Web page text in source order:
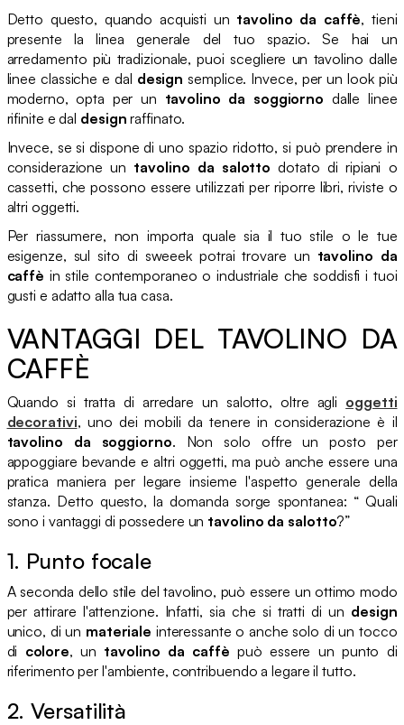
Detto questo, quando acquisti un tavolino da caffè, tieni
presente la linea generale del tuo spazio. Se hai un
arredamento più tradizionale, puoi scegliere un tavolino dalle
linee classiche e dal design semplice. Invece, per un look più
moderno, opta per un tavolino da soggiorno dalle linee
rifinite e dal design raffinato.
Invece, se si dispone di uno spazio ridotto, si può prendere in
considerazione un tavolino da salotto dotato di ripiani o
cassetti, che possono essere utilizzati per riporre libri, riviste o
altri oggetti.
Per riassumere, non importa quale sia il tuo stile o le tue
esigenze, sul sito di sweeek potrai trovare un tavolino da
caffè in stile contemporaneo o industriale che soddisfi i tuoi
gusti e adatto alla tua casa.
VANTAGGI DEL TAVOLINO DA
CAFFÈ
Quando si tratta di arredare un salotto, oltre agli oggetti
decorativi, uno dei mobili da tenere in considerazione è il
tavolino da soggiorno. Non solo offre un posto per
appoggiare bevande e altri oggetti, ma può anche essere una
pratica maniera per legare insieme l'aspetto generale della
stanza. Detto questo, la domanda sorge spontanea: “ Quali
sono i vantaggi di possedere un tavolino da salotto?”
1. Punto focale
A seconda dello stile del tavolino, può essere un ottimo modo
per attirare l'attenzione. Infatti, sia che si tratti di un design
unico, di un materiale interessante o anche solo di un tocco
di colore, un tavolino da caffè può essere un punto di
riferimento per l'ambiente, contribuendo a legare il tutto.
2. Versatilità